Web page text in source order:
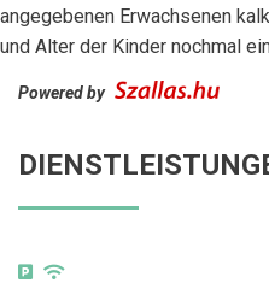
angegebenen Erwachsenen
und Alter der Kinder nochmal
Powered by